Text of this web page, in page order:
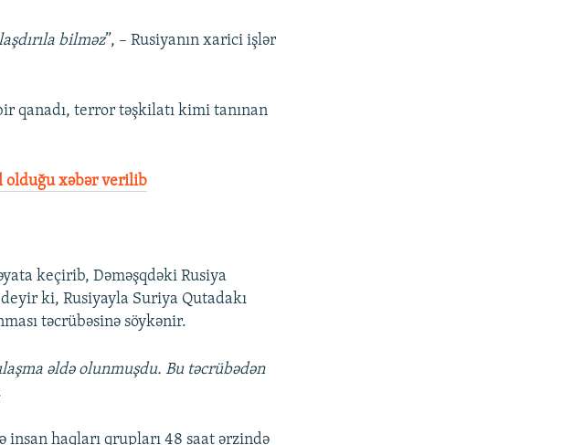
bilməz”, – Rusiyanın xarici işlər
qanadı, terror təşkilatı kimi tanınan
olduğu xəbər verilib
keçirib, Dəməşqdəki Rusiya
ki, Rusiyayla Suriya Qutadakı
təcrübəsinə söykənir.
əldə olunmuşdu. Bu təcrübədən
haqları qrupları 48 saat ərzində